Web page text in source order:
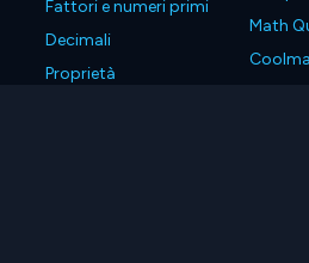
Fattori e numeri primi
Decimali
Proprietà
Math